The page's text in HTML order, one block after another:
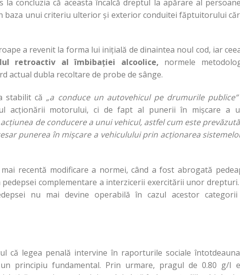
concluzia că aceasta încalcă dreptul la apărare al
baza unui criteriu ulterior și exterior conduitei făptuitorului
a revenit la forma lui inițială de dinaintea noul cod, iar
retroactiv al îmbibației alcoolice, normele
actual dubla recoltare de probe de sânge.
stabilit că „a conduce un autovehicul pe drumurile publice”
acționării motorului, ci de fapt al punerii în mișcare a
de conducere a unui vehicul, astfel cum este
punerea în mișcare a vehiculului prin acționarea
recentă modificare a normei, când a fost abrogată
complementare a interzicerii exercitării unor drepturi.
nu mai devine operabilă în cazul acestor
că legea penală intervine în raporturile sociale
principiu fundamental. Prin urmare, pragul de 0.80 g/l